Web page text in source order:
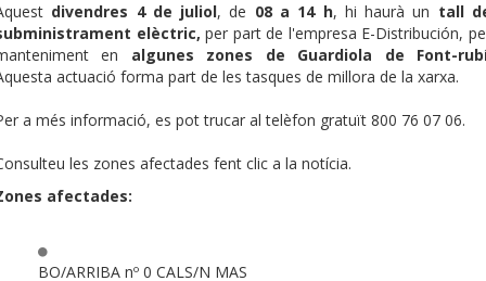
divendres 4 de juliol, de 08 a 14 h, hi haurà un tall
elèctric,per part de l'empresa E-Distribución,
en algunes zones de Guardiola de Font-
actuació forma part de les tasques de millora de la xarxa.
a més informació, es pot trucar al telèfon gratuït 800 76 07 06.
les zones afectades fent clic a la notícia.
afectades:
BO/ARRIBA nº 0 CALS/N MAS